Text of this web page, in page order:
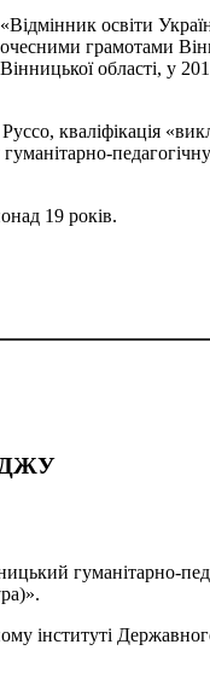
освіти
грамотами
області, у
кваліфікація
19 років.
гуманітарно-
інституті